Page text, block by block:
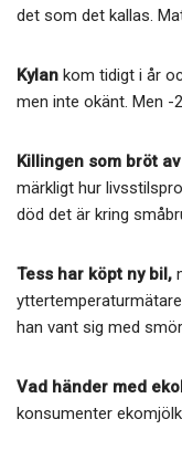
det som det kallas.
Kylan kom tidigt i år
men inte okänt. Men -
Killingen som bröt
märkligt hur
död det är kring
Tess har köpt ny bil,
han vant sig med
Vad händer med
konsumenter